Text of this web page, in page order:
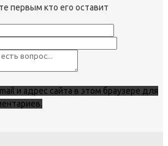
первым кто его оставит
и адрес сайта в этом браузере для